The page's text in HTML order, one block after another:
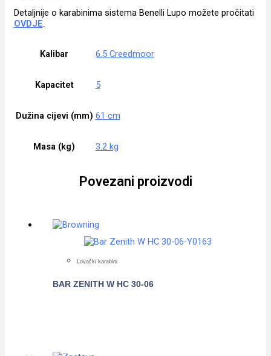
Detaljnije o karabinima sistema Benelli Lupo možete pročitati
OVDJE.
Kalibar 6.5 Creedmoor
Kapacitet 5
Dužina cijevi (mm) 61 cm
Masa (kg) 3.2 kg
Povezani proizvodi
Lovački karabini
BAR ZENITH W HC 30-06